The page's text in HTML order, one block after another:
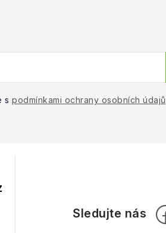
s podmínkami ochrany osobních údajů